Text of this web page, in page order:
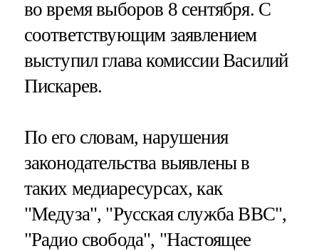
во время выборов 8 сентября. С
соответствующим заявлением
выступил глава комиссии Василий
Пискарев.
По его словам, нарушения
законодательства выявлены в
таких медиаресурсах, как
"Медуза", "Русская служба BBC",
"Радио свобода", "Настоящее